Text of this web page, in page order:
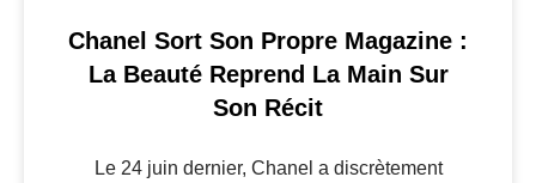
Chanel Sort Son Propre Magazine :
La Beauté Reprend La Main Sur
Son Récit
Le 24 juin dernier, Chanel a discrètement